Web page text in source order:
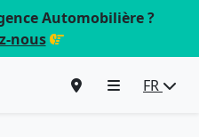
Automobilière ?
nous
FR